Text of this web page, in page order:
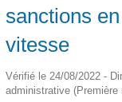
sanctions
vitesse
Vérifié le 24/08/2022 -
administrative (Première